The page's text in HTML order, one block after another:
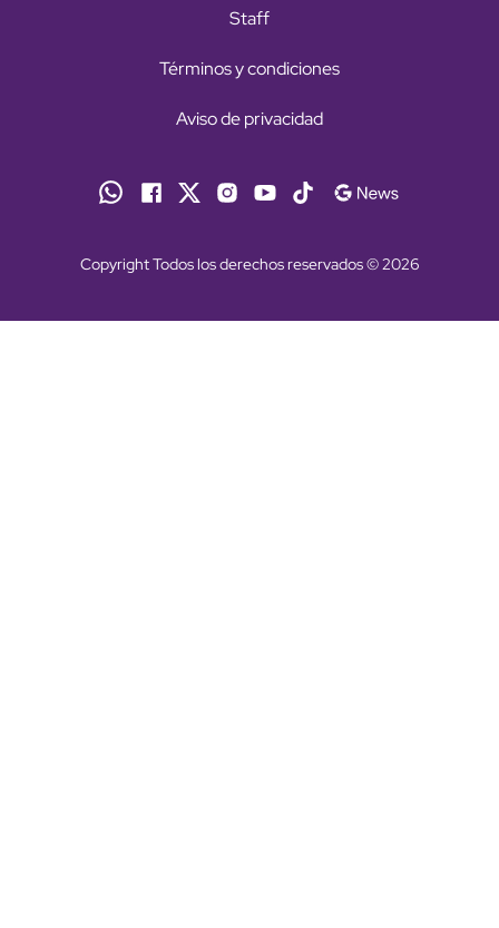
Staff
Términos y condiciones
Aviso de privacidad
Copyright Todos los derechos reservados © 2026